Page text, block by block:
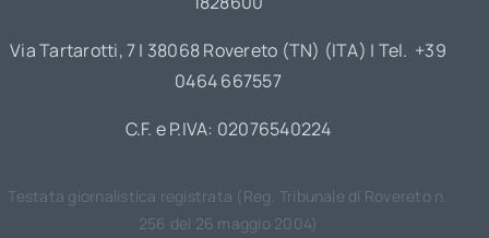
Via Tartarotti, 7 | 38068 Rovereto (TN) (ITA) | Tel. +39
0464 667557
C.F. e P.IVA: 02076540224
Testata giornalistica registrata (Reg. Tribunale di Rovereto n.
256 del 26 maggio 2004)